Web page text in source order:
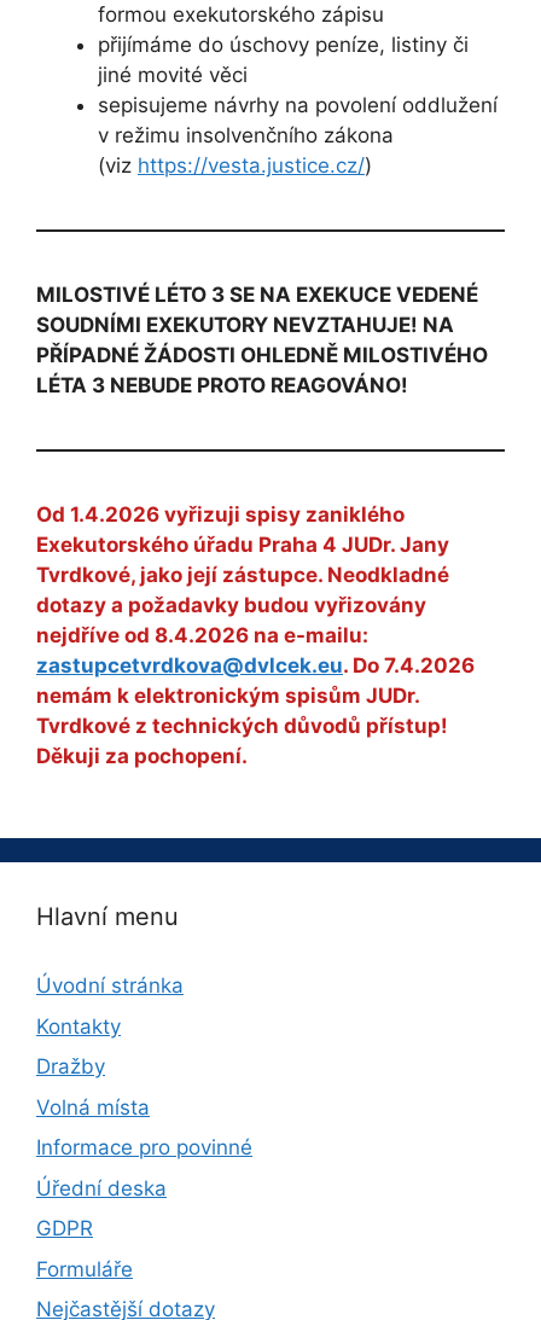
formou exekutorského zápisu
přijímáme do úschovy peníze, listiny či
jiné movité věci
sepisujeme návrhy na povolení oddlužení
v režimu insolvenčního zákona
(viz https://vesta.justice.cz/)
MILOSTIVÉ LÉTO 3 SE NA EXEKUCE VEDENÉ
SOUDNÍMI EXEKUTORY NEVZTAHUJE! NA
PŘÍPADNÉ ŽÁDOSTI OHLEDNĚ MILOSTIVÉHO
LÉTA 3 NEBUDE PROTO REAGOVÁNO!
Od 1.4.2026 vyřizuji spisy zaniklého
Exekutorského úřadu Praha 4 JUDr. Jany
Tvrdkové, jako její zástupce. Neodkladné
dotazy a požadavky budou vyřizovány
nejdříve od 8.4.2026 na e-mailu:
zastupcetvrdkova@dvlcek.eu. Do 7.4.2026
nemám k elektronickým spisům JUDr.
Tvrdkové z technických důvodů přístup!
Děkuji za pochopení.
Hlavní menu
Úvodní stránka
Kontakty
Dražby
Volná místa
Informace pro povinné
Úřední deska
GDPR
Formuláře
Nejčastější dotazy